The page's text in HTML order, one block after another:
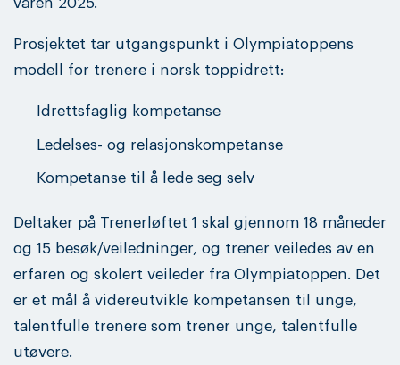
våren 2025.
Prosjektet tar utgangspunkt i Olympiatoppens
modell for trenere i norsk toppidrett:
Idrettsfaglig kompetanse
Ledelses- og relasjonskompetanse
Kompetanse til å lede seg selv
Deltaker på Trenerløftet 1 skal gjennom 18 måneder
og 15 besøk/veiledninger, og trener veiledes av en
erfaren og skolert veileder fra Olympiatoppen. Det
er et mål å videreutvikle kompetansen til unge,
talentfulle trenere som trener unge, talentfulle
utøvere.